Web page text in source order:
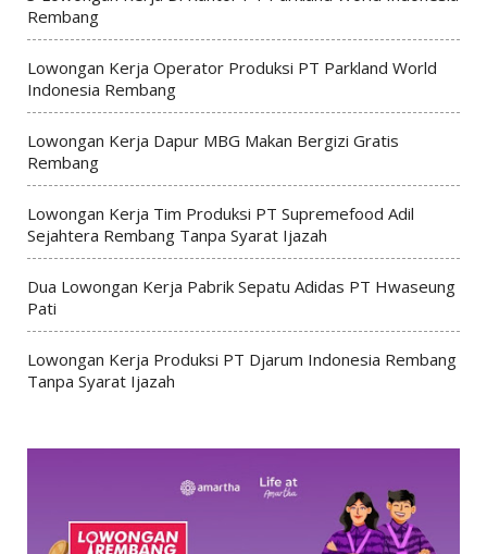
Rembang
Lowongan Kerja Operator Produksi PT Parkland World
Indonesia Rembang
Lowongan Kerja Dapur MBG Makan Bergizi Gratis
Rembang
Lowongan Kerja Tim Produksi PT Supremefood Adil
Sejahtera Rembang Tanpa Syarat Ijazah
Dua Lowongan Kerja Pabrik Sepatu Adidas PT Hwaseung
Pati
Lowongan Kerja Produksi PT Djarum Indonesia Rembang
Tanpa Syarat Ijazah